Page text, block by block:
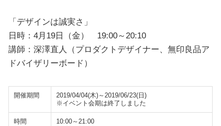
「デザインは誠実さ」
日時：4月19日（金） 19:00～20:10
講師：深澤直人（プロダクトデザイナー、無印良品ア
ドバイザリーボード）
開催期間
2019/04/04(木)～2019/06/23(日)
※イベント会期は終了しました
時間 10:00～21:00